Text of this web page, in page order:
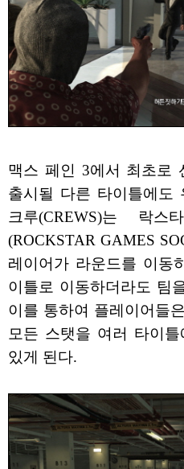
맥스 페인 3에서 최초로
출시될 다른 타이틀에도
크루(CREWS)는 락
(ROCKSTAR GAMES
레이어가 라운드를 이동
이틀로 이동하더라도 팀
이를 통하여 플레이어들
모든 스탯을 여러 타이
있게 된다.